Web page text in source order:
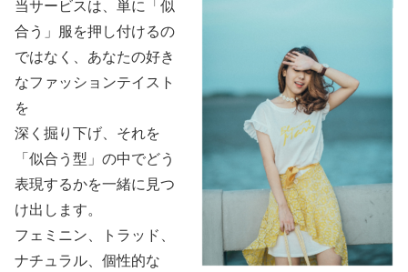
当サービスは、単に「似
合う」服を押し付けるの
ではなく、あなたの好き
なファッションテイスト
を
深く掘り下げ、それを
「似合う型」の中でどう
表現するかを一緒に見つ
け出します。
フェミニン、トラッド、
ナチュラル、個性的な